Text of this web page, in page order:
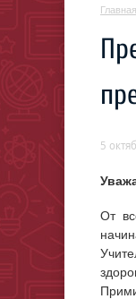
Главная
5
От